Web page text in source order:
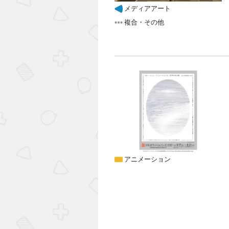
メディアアート
複合・その他
アニメーション